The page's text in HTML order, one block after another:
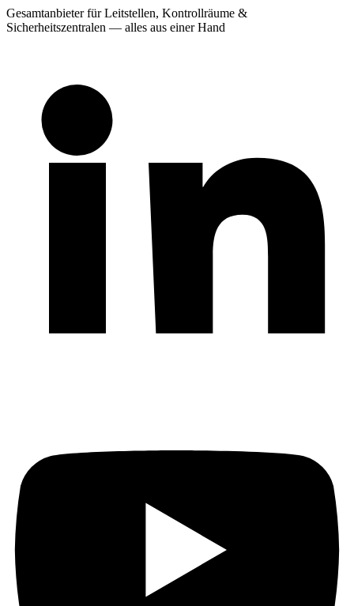
Gesamtanbieter für Leitstellen, Kontrollräume &
Sicherheitszentralen — alles aus einer Hand